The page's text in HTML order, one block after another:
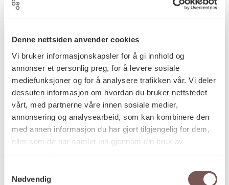
Denne nettsiden anvender cookies
Vi bruker informasjonskapsler for å gi innhold og
annonser et personlig preg, for å levere sosiale
mediefunksjoner og for å analysere trafikken vår. Vi deler
dessuten informasjon om hvordan du bruker nettstedet
vårt, med partnerne våre innen sosiale medier,
annonsering og analysearbeid, som kan kombinere den
med annen informasjon du har gjort tilgjengelig for dem,
eller som de har samlet inn gjennom din bruk av
Nødvendig
Postadresse
Postboks 6994
St. Olavs plass
0130 Oslo
22 99 11 99